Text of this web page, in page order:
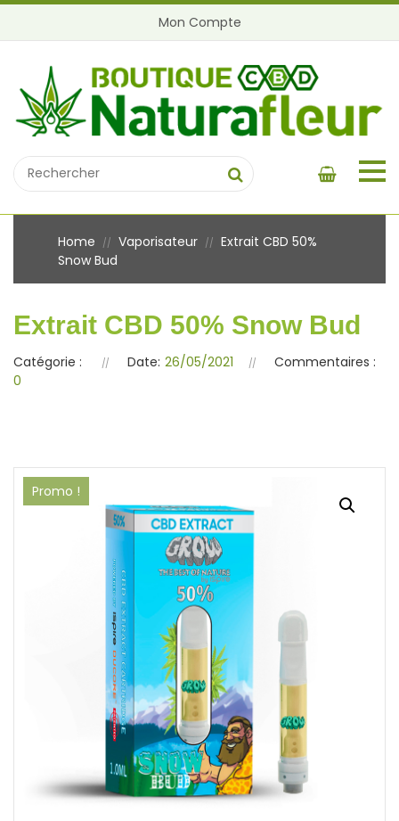
Mon Compte
Home // Vaporisateur // Extrait CBD 50%
Snow Bud
Extrait CBD 50% Snow Bud
Catégorie : Date: 26/05/2021
Commentaires :
0
Promo !